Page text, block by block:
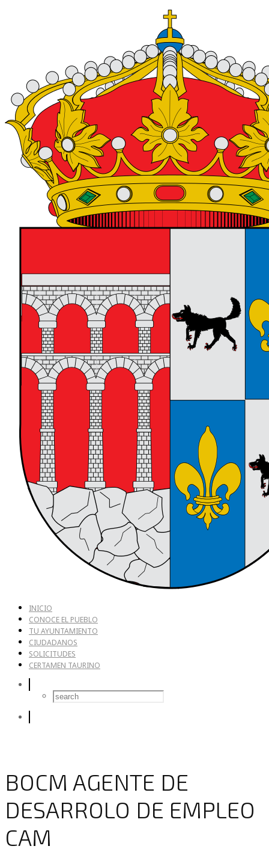
INICIO
CONOCE EL PUEBLO
TU AYUNTAMIENTO
CIUDADANOS
SOLICITUDES
CERTAMEN TAURINO
BOCM AGENTE DE
DESARROLO DE EMPLEO
CAM